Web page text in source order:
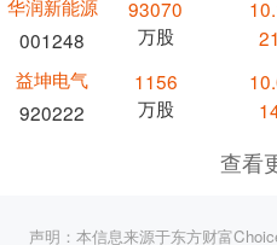
华润新能源
001248
93070
万股
益坤电气
920222
1156
万股
查看
声明：本信息来源于东方财富